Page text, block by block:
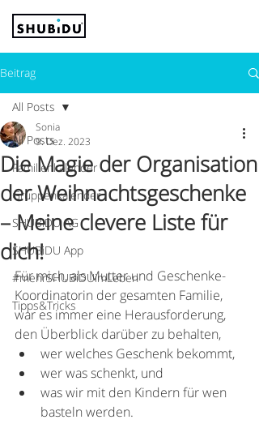
Beitrag
All Posts
Familienkalender
Gruppenkalender
SHUBiDU AG
SHUBiDU App
#mehrSHUBiDUimLeben
Tipps&Tricks
All Posts
Die Magie der Organisation
der Weihnachtsgeschenke
– Meine clevere Liste für
dich!
Sonia
9. Dez. 2023
Für mich, als Mutter und Geschenke-
Koordinatorin der gesamten Familie,
war es immer eine Herausforderung,
den Überblick darüber zu behalten,
wer welches Geschenk bekommt,
wer was schenkt, und
was wir mit den Kindern für wen
basteln werden.